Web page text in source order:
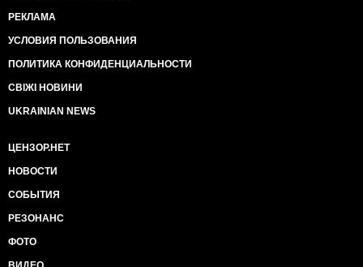
РЕКЛАМА
УСЛОВИЯ ПОЛЬЗОВАНИЯ
ПОЛИТИКА КОНФИДЕНЦИАЛЬНОСТИ
СВІЖІ НОВИНИ
UKRAINIAN NEWS
ЦЕНЗОР.НЕТ
НОВОСТИ
СОБЫТИЯ
РЕЗОНАНС
ФОТО